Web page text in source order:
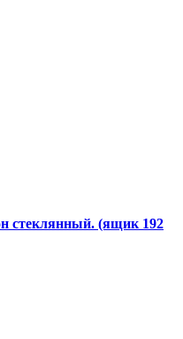
стеклянный. (ящик 192